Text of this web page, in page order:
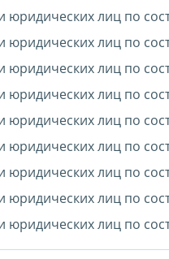
юридических лиц по
юридических лиц по
юридических лиц по
юридических лиц по
юридических лиц по
юридических лиц по
юридических лиц по
юридических лиц по
юридических лиц по